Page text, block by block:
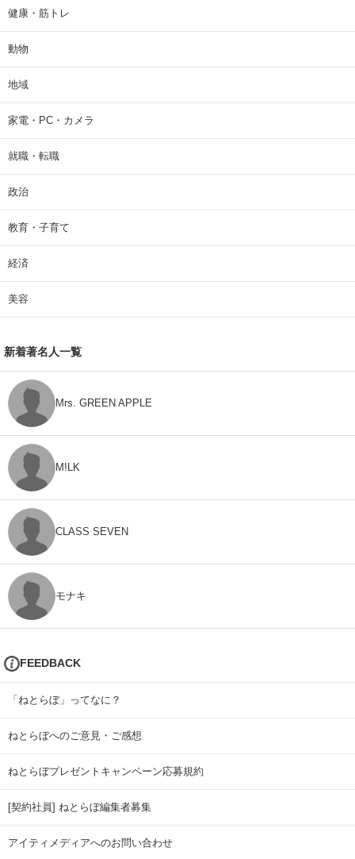
健康・筋トレ
動物
地域
家電・PC・カメラ
就職・転職
政治
教育・子育て
経済
美容
新着著名人一覧
Mrs. GREEN APPLE
M!LK
CLASS SEVEN
モナキ
FEEDBACK
「ねとらぼ」ってなに？
ねとらぼへのご意見・ご感想
ねとらぼプレゼントキャンペーン応募規約
[契約社員] ねとらぼ編集者募集
アイティメディアへのお問い合わせ